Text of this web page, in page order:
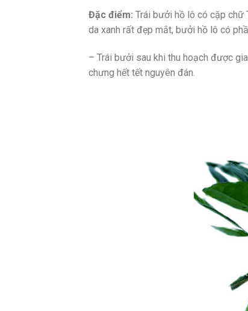
Đặc điểm: Trái bưởi hồ lô có cặp chữ
da xanh rất đẹp mắt, bưởi hồ lô có
– Trái bưởi sau khi thu hoạch được
chưng hết tết nguyên đán.